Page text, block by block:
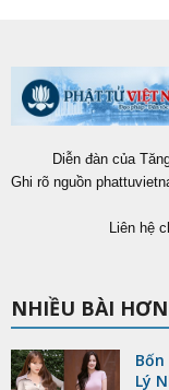
Diễn đàn của
Ghi rõ nguồn
Liên hệ
NHIỀU BÀI
Lý